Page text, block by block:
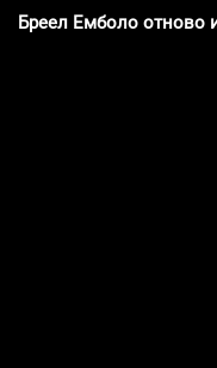
Бреел Емболо отново